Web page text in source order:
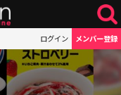
ログイン メンバー登録